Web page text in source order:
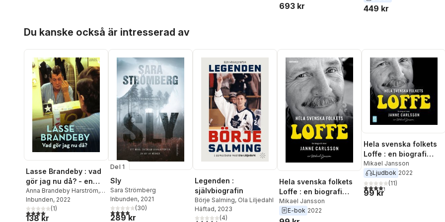
693 kr 449 kr
Du kanske också är intresserad av
Lasse Brandeby : vad
gör jag nu då? - en
biografi om pappan,
komikern, journalisten
och skådespelaren
Anna Brandeby Harström,
Lasse Råde
Inbunden, 2022
4,0utav 5 stjärnor. Totalt antal röster:
(1)
138 kr
Del 1
Sly
Sara Strömberg
Inbunden, 2021
3,9utav 5 stjärnor. Totalt antal röster:
(30)
289 kr
Legenden :
självbiografin
Börje Salming, Ola Liljedahl
Häftad, 2023
(4)
Hela svenska folkets
Loffe : en biografi
över Janne Carlsson
Mikael Jansson
E-bok 2022
Hela svenska folkets
Loffe : en biografi
över Janne Carlsson
Mikael Jansson
Ljudbok 2022
4,3utav 5 stjärnor. Totalt
(11)
99 kr